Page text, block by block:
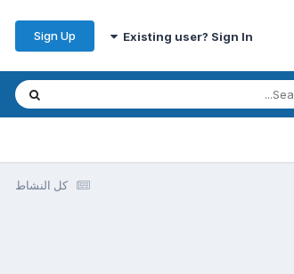
Existing user? Sign In
Sign Up
كل النشاط